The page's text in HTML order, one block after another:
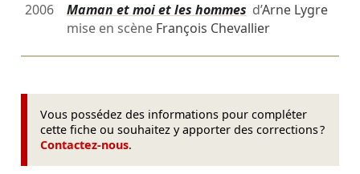
2006
Maman et moi et les hommes d’Arne Lygre
mise en scène François Chevallier
Vous possédez des informations pour compléter
cette fiche ou souhaitez y apporter des corrections ?
Contactez-nous.